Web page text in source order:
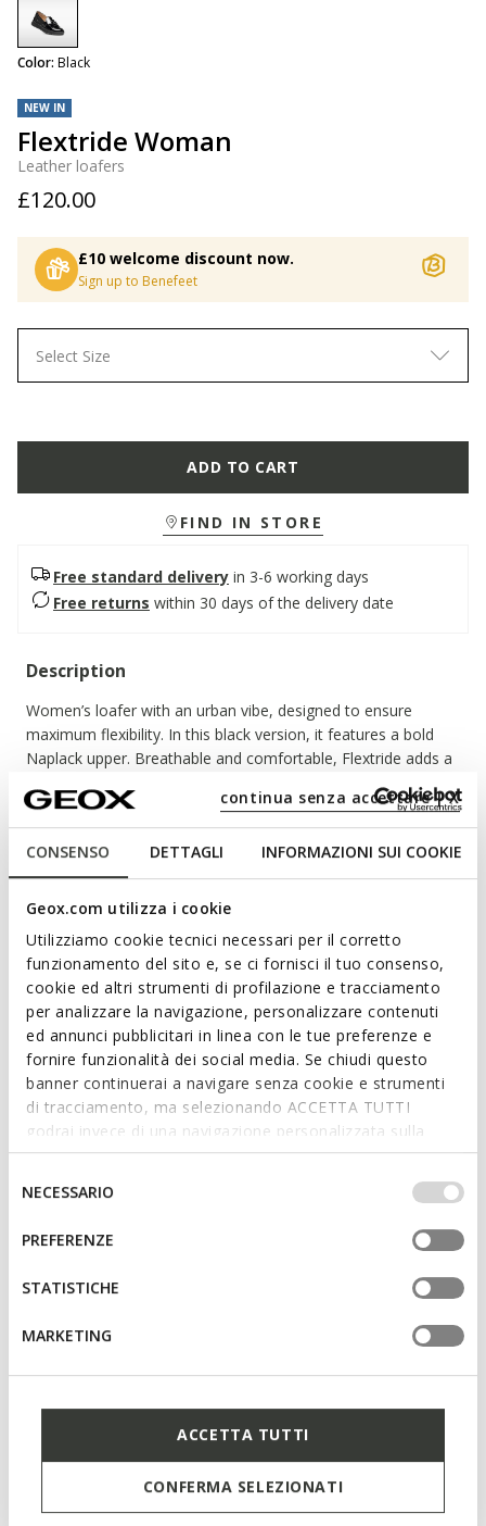
CONSENSO DETTAGLI INFORMAZIONI SUI COOKIE
Geox.com utilizza i cookie
Utilizziamo cookie tecnici necessari per il corretto
funzionamento del sito e, se ci fornisci il tuo consenso,
cookie ed altri strumenti di profilazione e tracciamento
per analizzare la navigazione, personalizzare contenuti
ed annunci pubblicitari in linea con le tue preferenze e
fornire funzionalità dei social media. Se chiudi questo
banner continuerai a navigare senza cookie e strumenti
di tracciamento, ma selezionando ACCETTA TUTTI
godrai invece di una navigazione personalizzata sulla
base dei tuoi gusti ed interessi. Selezionando
IMPOSTAZIONI potrai anche scegliere quali cookies ed
altri strumenti di tracciamento autorizzare. Per maggiori
informazioni o per modificare in qualsiasi momento le
tue impostazioni, visita la nostra
consenso
NECESSARIO
PREFERENZE
STATISTICHE
MARKETING
ACCETTA TUTTI
CONFERMA SELEZIONATI
continua senza accettare | X
NEW IN
Flextride Woman
Leather loafers
£120.00
£10 welcome discount now.
Sign up to Benefeet
Color: Black
selected
Select Size
ADD TO CART
FIND IN STORE
Free standard delivery in 3-6 working days
Free returns within 30 days of the delivery date
Description
Women’s loafer with an urban vibe, designed to ensure
maximum flexibility. In this black version, it features a bold
Naplack upper. Breathable and comfortable, Flextride adds a
ITEM CODE:D669AB00067C9999
Features
By purchasing this product, you are
supporting Leather Working Group certified
tanneries
Outstanding cushioning effect which offers protection
and absorbs jolts and vibrations
Flexible and stretchy, thanks to the Active Flexibility
System
Slip-on design allows you to slide the foot in swiftly;
Materials
Technologies